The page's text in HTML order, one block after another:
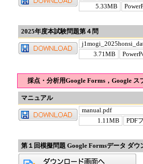
5.33MB
2025年度本試験問題第４問
3.71MB
採点・分析用Google Forms，Google ス
マニュアル
manual.pdf
1.11MB
PDF
第１回模擬問題 Google Formsデータ ダウ